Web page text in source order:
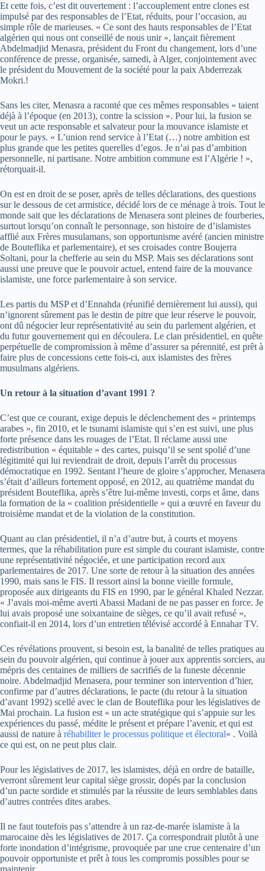
Et cette fois, c’est dit ouvertement : l’accouplement entre clones est
impulsé par des responsables de l’Etat, réduits, pour l’occasion, au
simple rôle de marieuses. « Ce sont des hauts responsables de l’Etat
algérien qui nous ont conseillé de nous unir », lançait fièrement
Abdelmadjid Menasra, président du Front du changement, lors d’une
conférence de presse, organisée, samedi, à Alger, conjointement avec
le président du Mouvement de la société pour la paix Abderrezak
Mokri.!
Sans les citer, Menasra a raconté que ces mêmes responsables « taient
déjà à l’époque (en 2013), contre la scission ». Pour lui, la fusion se
veut un acte responsable et salvateur pour la mouvance islamiste et
pour le pays. « L’union rend service à l’Etat (…) notre ambition est
plus grande que les petites querelles d’egos. Je n’ai pas d’ambition
personnelle, ni partisane. Notre ambition commune est l’Algérie ! »,
rétorquait-il.
On est en droit de se poser, après de telles déclarations, des questions
sur le dessous de cet armistice, décidé lors de ce ménage à trois. Tout le
monde sait que les déclarations de Menasera sont pleines de fourberies,
surtout lorsqu’on connaît le personnage, son histoire de d’islamistes
afflié aux Frères musulamans, son opportunisme avéré (ancien ministre
de Bouteflika et parlementaire), et ses croisades contre Boujerra
Soltani, pour la chefferie au sein du MSP. Mais ses déclarations sont
aussi une preuve que le pouvoir actuel, entend faire de la mouvance
islamiste, une force parlementaire à son service.
Les partis du MSP et d’Ennahda (réunifié dernièrement lui aussi), qui
n’ignorent sûrement pas le destin de pitre que leur réserve le pouvoir,
ont dû négocier leur représentativité au sein du parlement algérien, et
du futur gouvernement qui en découlera. Le clan présidentiel, en quête
perpétuelle de compromission à même d’assurer sa pérennité, est prêt à
faire plus de concessions cette fois-ci, aux islamistes des frères
musulmans algériens.
Un retour à la situation d’avant 1991 ?
C’est que ce courant, exige depuis le déclenchement des « printemps
arabes », fin 2010, et le tsunami islamiste qui s’en est suivi, une plus
forte présence dans les rouages de l’Etat. Il réclame aussi une
redistribution « équitable » des cartes, puisqu’il se sent spolié d’une
légitimité qui lui reviendrait de droit, depuis l’arrêt du processus
démocratique en 1992. Sentant l’heure de gloire s’approcher, Menasera
s’était d’ailleurs fortement opposé, en 2012, au quatrième mandat du
président Bouteflika, après s’être lui-même investi, corps et âme, dans
la formation de la « coalition présidentielle » qui a œuvré en faveur du
troisième mandat et de la violation de la constitution.
Quant au clan présidentiel, il n’a d’autre but, à courts et moyens
termes, que la réhabilitation pure est simple du courant islamiste, contre
une représentativité négociée, et une participation record aux
parlementaires de 2017. Une sorte de retour à la situation des années
1990, mais sans le FIS. Il ressort ainsi la bonne vieille formule,
proposée aux dirigeants du FIS en 1990, par le général Khaled Nezzar.
« J’avais moi-même averti Abassi Madani de ne pas passer en force. Je
lui avais proposé une soixantaine de sièges, ce qu’il avait refusé »,
confiait-il en 2014, lors d’un entretien télévisé accordé à Ennahar TV.
Ces révélations prouvent, si besoin est, la banalité de telles pratiques au
sein du pouvoir algérien, qui continue à jouer aux apprentis sorciers, au
mépris des centaines de milliers de sacrifiés de la funeste décennie
noire. Abdelmadjid Menasera, pour terminer son intervention d’hier,
confirme par d’autres déclarations, le pacte (du retour à la situation
d’avant 1992) scellé avec le clan de Bouteflika pour les législatives de
Mai prochain. La fusion est « un acte stratégique qui s’appuie sur les
expériences du passé, médite le présent et prépare l’avenir, et qui est
aussi de nature à réhabiliter le processus politique et électoral« . Voilà
ce qui est, on ne peut plus clair.
Pour les législatives de 2017, les islamistes, déjà en ordre de bataille,
verront sûrement leur capital siège grossir, dopés par la conclusion
d’un pacte sordide et stimulés par la réussite de leurs semblables dans
d’autres contrées dites arabes.
Il ne faut toutefois pas s’attendre à un raz-de-marée islamiste à la
marocaine dès les législatives de 2017. Ça correspondrait plutôt à une
forte inondation d’intégrisme, provoquée par une crue centenaire d’un
pouvoir opportuniste et prêt à tous les compromis possibles pour se